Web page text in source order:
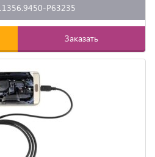
P63235
Заказать